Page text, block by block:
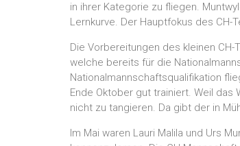
in ihrer Kategorie zu fliegen.
Lernkurve. Der Hauptfokus des CH-
Die Vorbereitungen des kleinen
welche bereits für die
Nationalmannschaftsqualifikation
Ende Oktober gut trainiert. Weil
nicht zu tangieren. Da gibt der in
Im Mai waren Lauri Malila und Urs